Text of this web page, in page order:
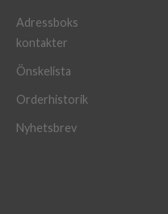
Adressboks
kontakter
Önskelista
Orderhistorik
Nyhetsbrev